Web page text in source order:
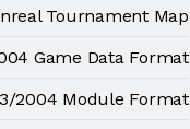
Tournament Map
Game Data Format
2004 Module Format